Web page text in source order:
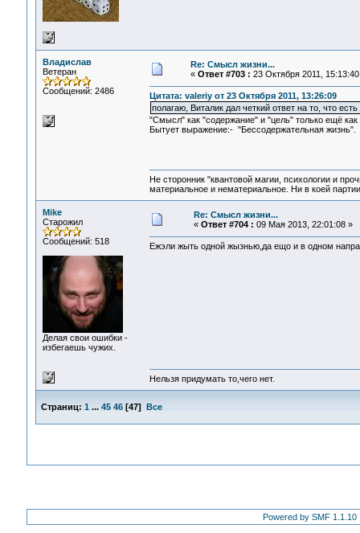
Владислав
Ветеран
Сообщений: 2486
Re: Смысл жизни...
« Ответ #703 : 23 Октября 2011,
Цитата: valeriy от 23 Октября 2011, 13:26:09
полагаю, Виталик дал четкий ответ на то, что
"Смысл" как "содержание" и "цель" только ещё
Бытует выражение:- "Бессодержательная жизнь".
Не сторонник "квантовой магии, психологии и
материальное и нематериальное. Ни в коей
Mike
Старожил
Сообщений: 518
Делая свои ошибки -
избегаешь чужих.
Re: Смысл жизни...
« Ответ #704 : 09 Мая 2013, 22:01:08 »
Ежэли жыть одной жызнью,да ещо и в одном
Нельзя придумать то,чего нет.
Страниц: 1 ... 45 46[47] Все
Powered by SMF 1.1.10